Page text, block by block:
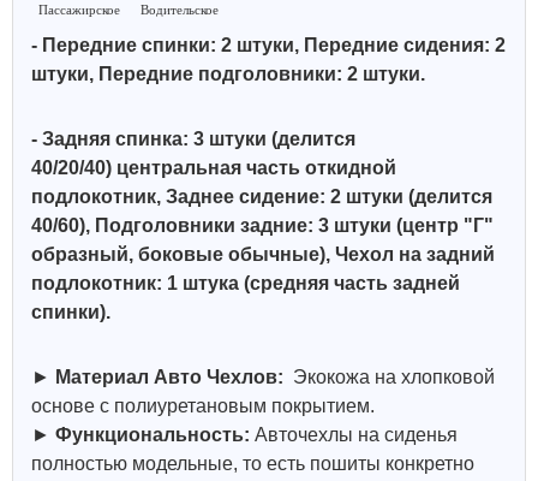
Пассажирское Водительское
- Передние спинки: 2 штуки, Передние сидения: 2
штуки, Передние подголовники: 2 штуки.
- Задняя спинка: 3 штуки (делится
40/20/40) центральная часть откидной
подлокотник, Заднее сидение: 2 штуки (делится
40/60), Подголовники задние: 3 штуки (центр "Г"
образный, боковые обычные), Чехол на задний
подлокотник: 1 штука (средняя часть задней
спинки).
► Материал Авто Чехлов: Экокожа на хлопковой
основе с полиуретановым покрытием.
► Функциональность: Авточехлы на сиденья
полностью модельные, то есть пошиты конкретно